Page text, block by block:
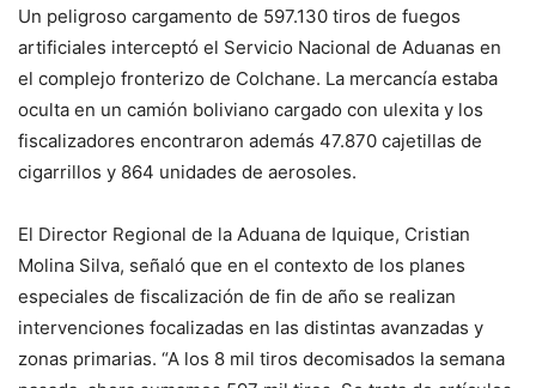
Un peligroso cargamento de 597.130 tiros de fuegos
artificiales interceptó el Servicio Nacional de Aduanas en
el complejo fronterizo de Colchane. La mercancía estaba
oculta en un camión boliviano cargado con ulexita y los
fiscalizadores encontraron además 47.870 cajetillas de
cigarrillos y 864 unidades de aerosoles.
El Director Regional de la Aduana de Iquique, Cristian
Molina Silva, señaló que en el contexto de los planes
especiales de fiscalización de fin de año se realizan
intervenciones focalizadas en las distintas avanzadas y
zonas primarias. “A los 8 mil tiros decomisados la semana